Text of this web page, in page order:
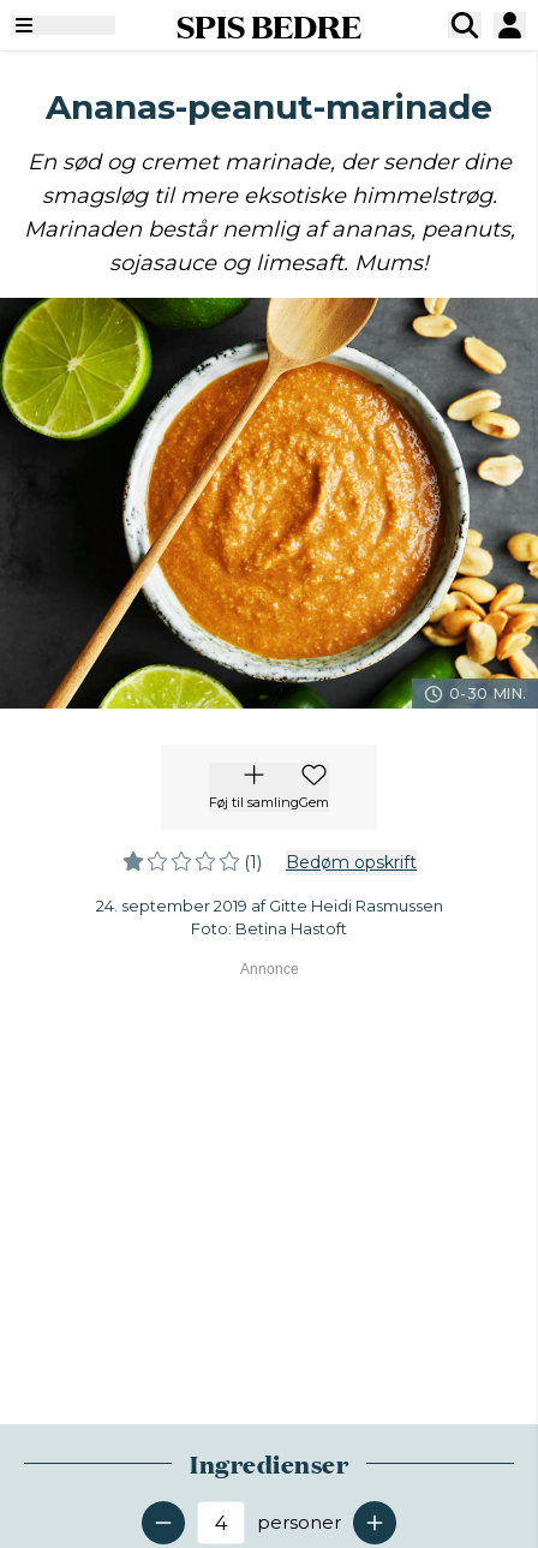
SPIS BEDRE
Ananas-peanut-marinade
En sød og cremet marinade, der sender dine
smagsløg til mere eksotiske himmelstrøg.
Marinaden består nemlig af ananas, peanuts,
sojasauce og limesaft. Mums!
0-30 MIN.
Føj til samlingGem
(1) Bedøm opskrift
24. september 2019 af Gitte Heidi Rasmussen
Foto: Betina Hastoft
Ingredienser
Antal serveringer
personer